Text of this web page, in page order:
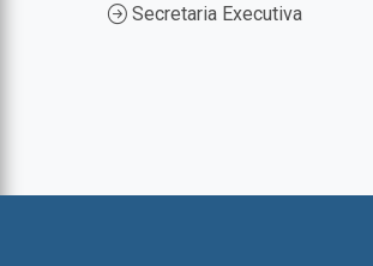
Secretaria Executiva